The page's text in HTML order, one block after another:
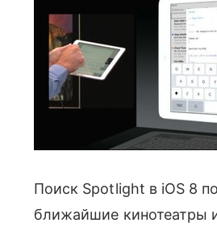
Поиск Spotlight в iOS 8
ближайшие кинотеатры